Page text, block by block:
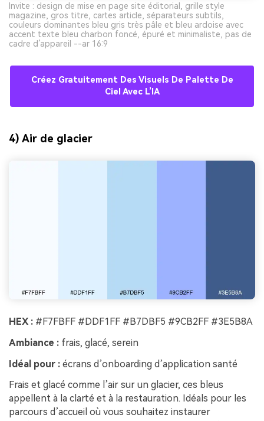
Invite : design de mise en page site éditorial, grille style
magazine, gros titre, cartes article, séparateurs subtils,
couleurs dominantes bleu gris très pâle et bleu ardoise avec
accent texte bleu charbon foncé, épuré et minimaliste, pas de
cadre d’appareil --ar 16:9
Créez Gratuitement Des Visuels De Palette De
Ciel Avec L’IA
4) Air de glacier
HEX : #F7FBFF #DDF1FF #B7DBF5 #9CB2FF #3E5B8A
Ambiance : frais, glacé, serein
Idéal pour : écrans d’onboarding d’application santé
Frais et glacé comme l’air sur un glacier, ces bleus
appellent à la clarté et à la restauration. Idéals pour les
parcours d’accueil où vous souhaitez instaurer